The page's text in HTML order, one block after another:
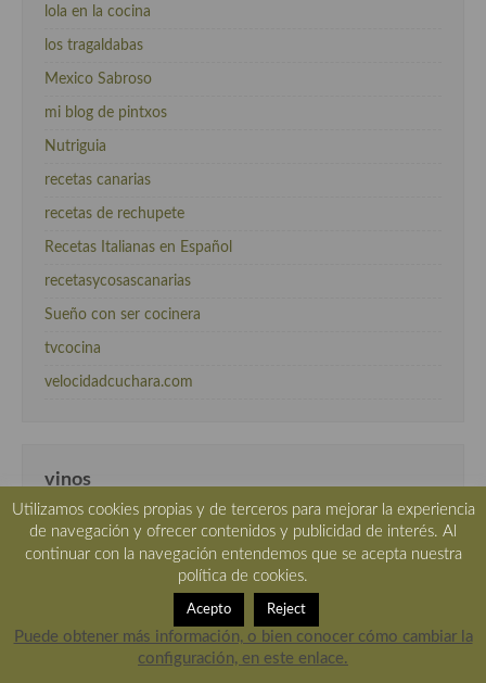
lola en la cocina
los tragaldabas
Mexico Sabroso
mi blog de pintxos
Nutriguia
recetas canarias
recetas de rechupete
Recetas Italianas en Español
recetasycosascanarias
Sueño con ser cocinera
tvcocina
velocidadcuchara.com
vinos
deVinum
vinos de navarra
Utilizamos cookies propias y de terceros para mejorar la experiencia
de navegación y ofrecer contenidos y publicidad de interés. Al
continuar con la navegación entendemos que se acepta nuestra
política de cookies.
Acepto Reject
Puede obtener más información, o bien conocer cómo cambiar la
configuración, en este enlace.